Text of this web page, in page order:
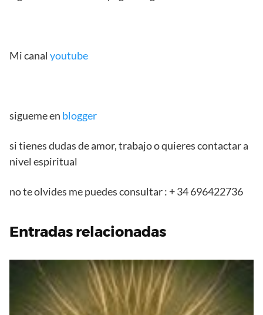
Mi canal youtube
sigueme en blogger
si tienes dudas de amor, trabajo o quieres contactar a
nivel espiritual
no te olvides me puedes consultar : + 34 696422736
Entradas relacionadas